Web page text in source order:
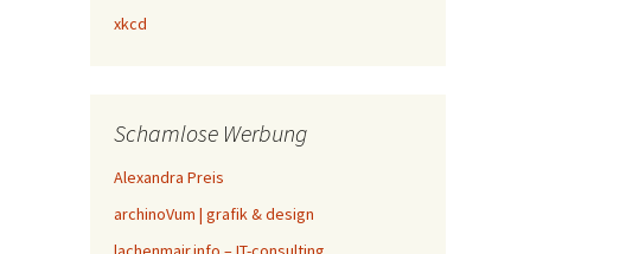
xkcd
Schamlose Werbung
Alexandra Preis
archinoVum | grafik & design